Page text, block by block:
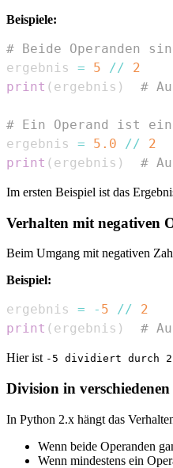
Beispiele:
# Beide Operanden
ergebnis = 5 //
2
print ( ergebnis ) #
# Ein Operand ist
ergebnis = 5.0 //
2
print ( ergebnis ) #
Im ersten Beispiel ist das
Verhalten mit negativen
Beim Umgang mit negativen
Beispiel:
ergebnis = - 5 //
2
print ( ergebnis ) #
Hier ist -5 dividiert durch 2
Division in
In Python 2.x hängt das
Wenn beide Operanden
Wenn mindestens ein